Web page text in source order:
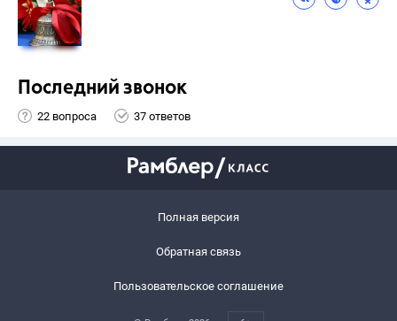
Последний звонок
22 вопроса 37 ответов
Полная версия
Обратная связь
Пользовательское соглашение